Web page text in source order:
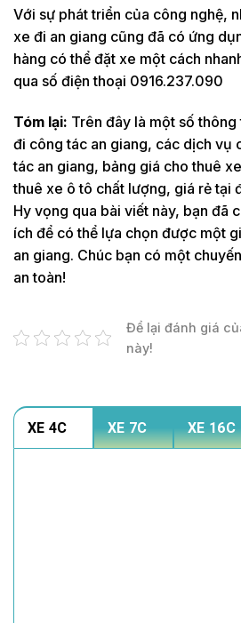
Với sự phát triển của công nghệ,
xe đi an giang cũng đã có ứng
hàng có thể đặt xe một cách
qua số điện thoại 0916.237.090
Tóm lại: Trên đây là một số
đi công tác an giang, các dịch vụ
tác an giang, bảng giá cho thuê
thuê xe ô tô chất lượng, giá rẻ tại
Hy vọng qua bài viết này, bạn đã
ích để có thể lựa chọn được một
an giang. Chúc bạn có một
an toàn!
Để lại đánh giá
này!
XE 4C XE 7C XE 16C